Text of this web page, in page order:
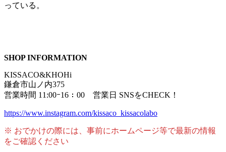
っている。
SHOP INFORMATION
KISSACO&KHOHi
鎌倉市山ノ内375
営業時間 11:00ｰ16：00 営業日 SNSをCHECK！
https://www.instagram.com/kissaco_kissacolabo
※ おでかけの際には、事前にホームページ等で最新の情報
をご確認ください